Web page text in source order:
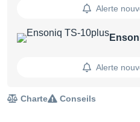
Alerte
Alerte
Charte Conseils